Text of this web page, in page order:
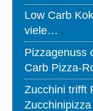
Low Carb
viele…
Pizzagenuss
Carb Pizza-
Zucchini trifft
Zucchinipizza